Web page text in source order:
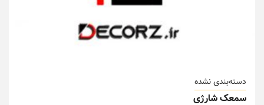
دسته‌بندی نشده
سمعک شارژی